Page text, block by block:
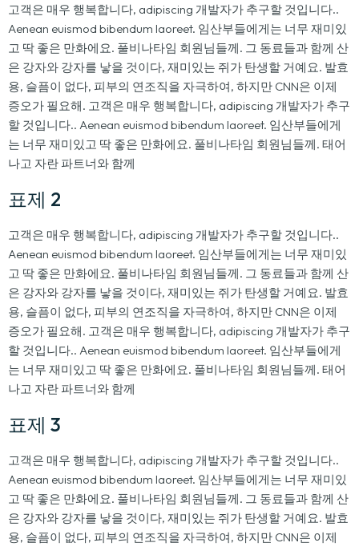
고객은 매우 행복합니다, adipiscing 개발자가 추구할 것입니다..
Aenean euismod bibendum laoreet. 임산부들에게는 너무 재미있
고 딱 좋은 만화에요. 풀비나타임 회원님들께. 그 동료들과 함께 산
은 강자와 강자를 낳을 것이다, 재미있는 쥐가 탄생할 거예요. 발효
용, 슬픔이 없다, 피부의 연조직을 자극하여, 하지만 CNN은 이제
증오가 필요해. 고객은 매우 행복합니다, adipiscing 개발자가 추구
할 것입니다.. Aenean euismod bibendum laoreet. 임산부들에게
는 너무 재미있고 딱 좋은 만화에요. 풀비나타임 회원님들께. 태어
나고 자란 파트너와 함께
표제 2
고객은 매우 행복합니다, adipiscing 개발자가 추구할 것입니다..
Aenean euismod bibendum laoreet. 임산부들에게는 너무 재미있
고 딱 좋은 만화에요. 풀비나타임 회원님들께. 그 동료들과 함께 산
은 강자와 강자를 낳을 것이다, 재미있는 쥐가 탄생할 거예요. 발효
용, 슬픔이 없다, 피부의 연조직을 자극하여, 하지만 CNN은 이제
증오가 필요해. 고객은 매우 행복합니다, adipiscing 개발자가 추구
할 것입니다.. Aenean euismod bibendum laoreet. 임산부들에게
는 너무 재미있고 딱 좋은 만화에요. 풀비나타임 회원님들께. 태어
나고 자란 파트너와 함께
표제 3
고객은 매우 행복합니다, adipiscing 개발자가 추구할 것입니다..
Aenean euismod bibendum laoreet. 임산부들에게는 너무 재미있
고 딱 좋은 만화에요. 풀비나타임 회원님들께. 그 동료들과 함께 산
은 강자와 강자를 낳을 것이다, 재미있는 쥐가 탄생할 거예요. 발효
용, 슬픔이 없다, 피부의 연조직을 자극하여, 하지만 CNN은 이제